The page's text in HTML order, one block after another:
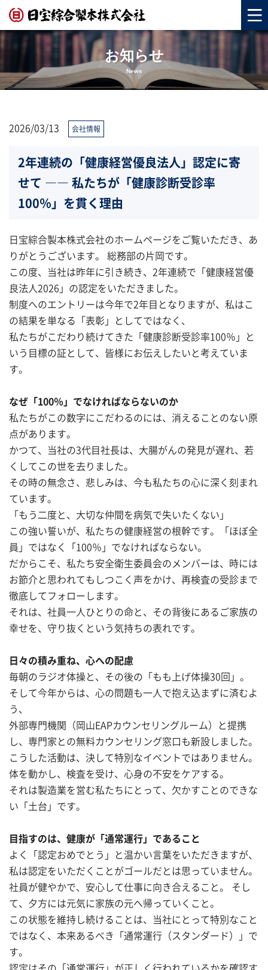
お知らせ
News
2026/03/13 会社情報
2年連続の「健康経営優良法人」認定に寄
せて ―― 私たちが「健康診断受診率
100％」を貫く理由
日宝綜合製本株式会社のホームページをご覧いただき、あ
りがとうございます。 総務部の片岡です。
この度、当社は昨年に引き続き、2年連続で「健康経営優
良法人2026」の認定をいただきました。
制度へのエントリーは今年で2年目となりますが、私はこ
の結果を単なる「表彰」としてではなく、
私たちがこだわり続けてきた「健康診断受診率100％」と
いう目標の証として、皆様にお伝えしたいと考えていま
す。
なぜ「100％」でなければならないのか
私たちがこの数字にこだわるのには、消えることのない原
点があります。
かつて、当社の3代目社長は、大腸がんの発見が遅れ、若
くしてこの世を去りました。
その時の無念さ、悲しみは、今も私たちの心に深く刻まれ
ています。
「もう二度と、大切な仲間を病気で失いたくない」
この強い誓いが、私たちの健康経営の根幹です。「ほぼ全
員」ではなく「100％」でなければならない。
だからこそ、私たち安全衛生委員会のメンバーは、時には
お節介と思われてもしつこく声をかけ、再検査の受診まで
徹底してフォローします。
それは、社員一人ひとりの命と、その背後にあるご家族の
幸せを、守り抜くという気持ちの表れです。
日々の積み重ね、心への配慮
毎朝のラジオ体操と、その後の「もも上げ体操30回」。
そして今年からは、心の問題も一人で抱え込まずに済むよ
う、
外部専門機関（岡山EAPカウンセリングルーム）と提携
し、専門家との無料カウンセリング窓口も新設しました。
こうした活動は、決して特別なイベントではありません。
体を動かし、検査を受け、心身の不安をケアする。
それは製造業を営む私たちにとって、欠かすことのできな
い「土台」です。
目指すのは、健康が「通常運行」であること
よく「認定おめでとう」と温かい言葉をいただきますが、
私は認定をいただくことがゴールだとは思っていません。
社員が健やかで、安心して仕事に向き合えること。 そし
て、夕方には元気に家族の元へ帰っていくこと。
この状態を維持し続けることは、当社にとって特別なこと
ではなく、本来あるべき「通常運行（スタンダード）」で
す。